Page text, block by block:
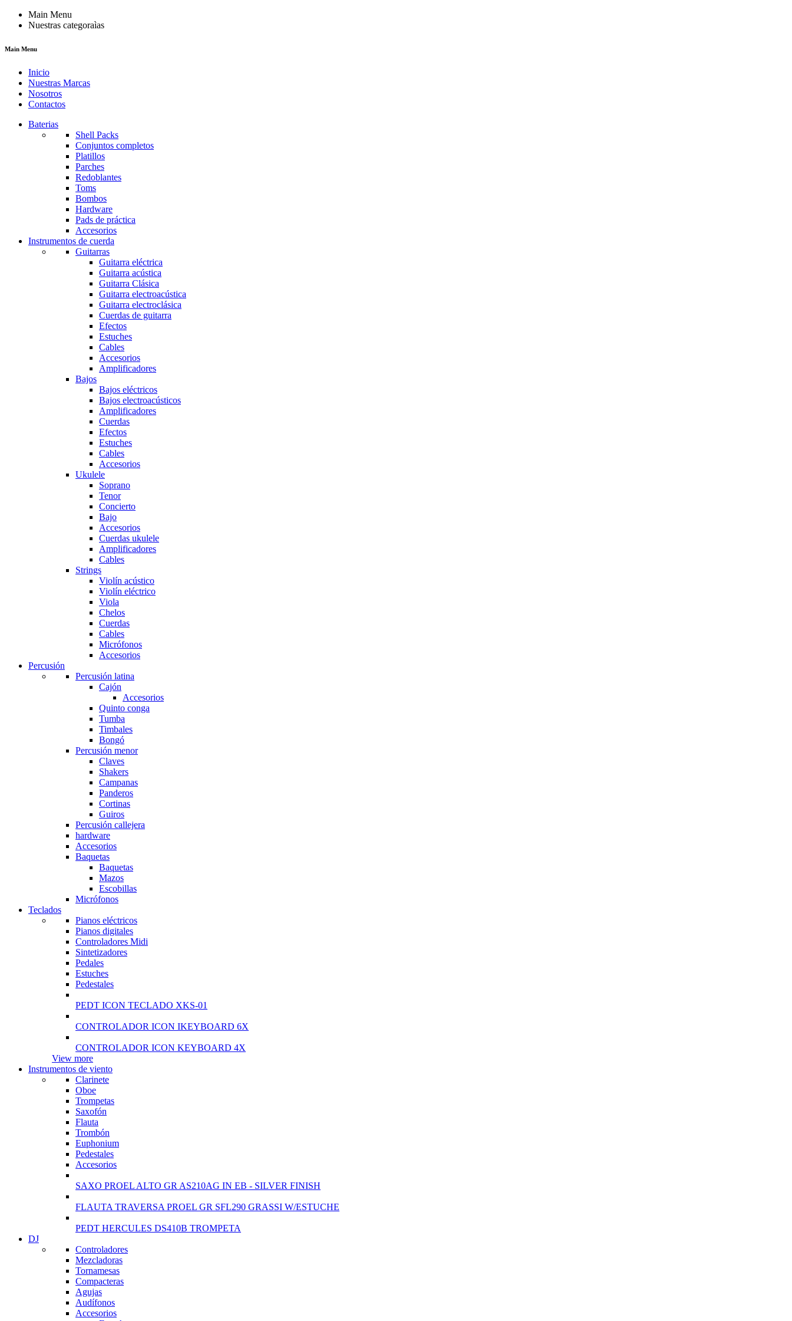
Main Menu
Nuestras categoraìas
Main Menu
Inicio
Nuestras Marcas
Nosotros
Contactos
Baterias
Shell Packs
Conjuntos completos
Platillos
Parches
Redoblantes
Toms
Bombos
Hardware
Pads de práctica
Accesorios
Instrumentos de cuerda
Guitarras
Guitarra eléctrica
Guitarra acústica
Guitarra Clásica
Guitarra electroacústica
Guitarra electroclásica
Cuerdas de guitarra
Efectos
Estuches
Cables
Accesorios
Amplificadores
Bajos
Bajos eléctricos
Bajos electroacústicos
Amplificadores
Cuerdas
Efectos
Estuches
Cables
Accesorios
Ukulele
Soprano
Tenor
Concierto
Bajo
Accesorios
Cuerdas ukulele
Amplificadores
Cables
Strings
Violín acústico
Violín eléctrico
Viola
Chelos
Cuerdas
Cables
Micrófonos
Accesorios
Percusión
Percusión latina
Cajón
Accesorios
Quinto conga
Tumba
Timbales
Bongó
Percusión menor
Claves
Shakers
Campanas
Panderos
Cortinas
Guiros
Percusión callejera
hardware
Accesorios
Baquetas
Baquetas
Mazos
Escobillas
Micrófonos
Teclados
Pianos eléctricos
Pianos digitales
Controladores Midi
Sintetizadores
Pedales
Estuches
Pedestales
PEDT ICON TECLADO XKS-01
CONTROLADOR ICON IKEYBOARD 6X
CONTROLADOR ICON KEYBOARD 4X
View more
Instrumentos de viento
Clarinete
Oboe
Trompetas
Saxofón
Flauta
Trombón
Euphonium
Pedestales
Accesorios
SAXO PROEL ALTO GR AS210AG IN EB - SILVER FINISH
FLAUTA TRAVERSA PROEL GR SFL290 GRASSI W/ESTUCHE
PEDT HERCULES DS410B TROMPETA
DJ
Controladores
Mezcladoras
Tornamesas
Compacteras
Agujas
Audífonos
Accesorios